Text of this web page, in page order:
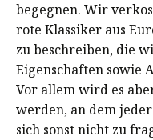
begegnen. Wir
rote Klassiker aus
zu beschreiben, die
Eigenschaften sowie
Vor allem wird es
werden, an dem
sich sonst nicht zu